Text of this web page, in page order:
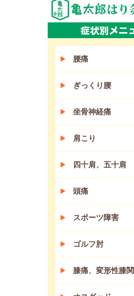
腰痛
ぎっくり腰
坐骨神経痛
肩こり
四十肩、五十肩
頭痛
スポーツ障害
ゴルフ肘
膝痛、変形性膝